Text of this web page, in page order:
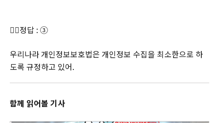
👉🏻정답 : ③
우리나라 개인정보보호법은 개인정보 수집을 최소한으로 하
도록 규정하고 있어.
함께 읽어볼 기사